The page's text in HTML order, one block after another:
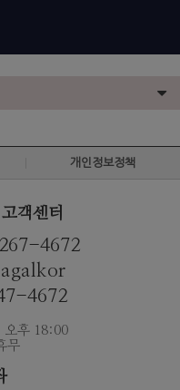
개인정보정책
객센터
4672
4672
후 18:00
무